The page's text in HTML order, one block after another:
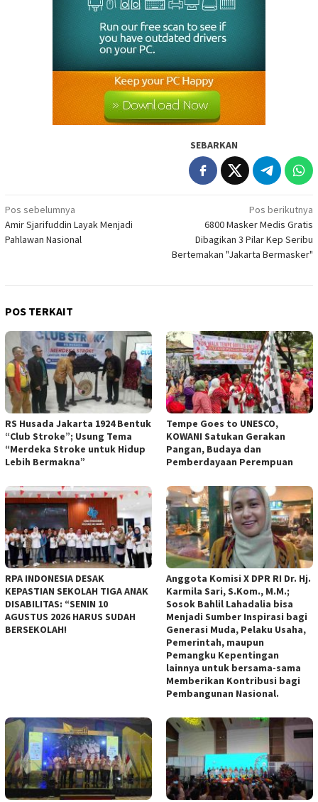
SEBARKAN
Navigasi
pos
Pos sebelumnya
Amir Sjarifuddin Layak Menjadi
Pahlawan Nasional
Pos berikutnya
6800 Masker Medis Gratis
Dibagikan 3 Pilar Kep Seribu
Bertemakan "Jakarta Bermasker"
POS TERKAIT
RS Husada Jakarta 1924 Bentuk
“Club Stroke”; Usung Tema
“Merdeka Stroke untuk Hidup
Lebih Bermakna”
Tempe Goes to UNESCO,
KOWANI Satukan Gerakan
Pangan, Budaya dan
Pemberdayaan Perempuan
RPA INDONESIA DESAK
KEPASTIAN SEKOLAH TIGA ANAK
DISABILITAS: “SENIN 10
AGUSTUS 2026 HARUS SUDAH
BERSEKOLAH!
Anggota Komisi X DPR RI Dr. Hj.
Karmila Sari, S.Kom., M.M.;
Sosok Bahlil Lahadalia bisa
Menjadi Sumber Inspirasi bagi
Generasi Muda, Pelaku Usaha,
Pemerintah, maupun
Pemangku Kepentingan
lainnya untuk bersama-sama
Memberikan Kontribusi bagi
Pembangunan Nasional.